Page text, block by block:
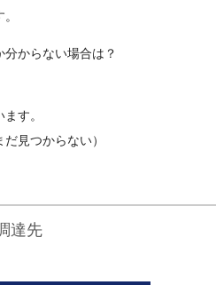
からない場合は？
す。
見つからない）
達先